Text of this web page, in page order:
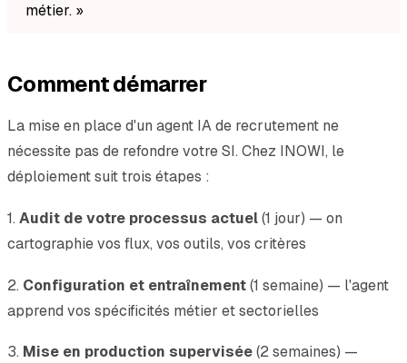
métier. »
Comment démarrer
La mise en place d'un agent IA de recrutement ne
nécessite pas de refondre votre SI. Chez INOWI, le
déploiement suit trois étapes :
1. Audit de votre processus actuel(1 jour) — on
cartographie vos flux, vos outils, vos critères
2. Configuration et entraînement(1 semaine) — l'agent
apprend vos spécificités métier et sectorielles
3. Mise en production supervisée(2 semaines) —